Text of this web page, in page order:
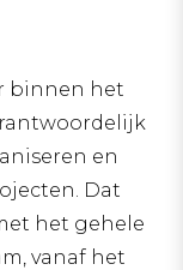
binnen het
en
Dat
het gehele
vanaf het